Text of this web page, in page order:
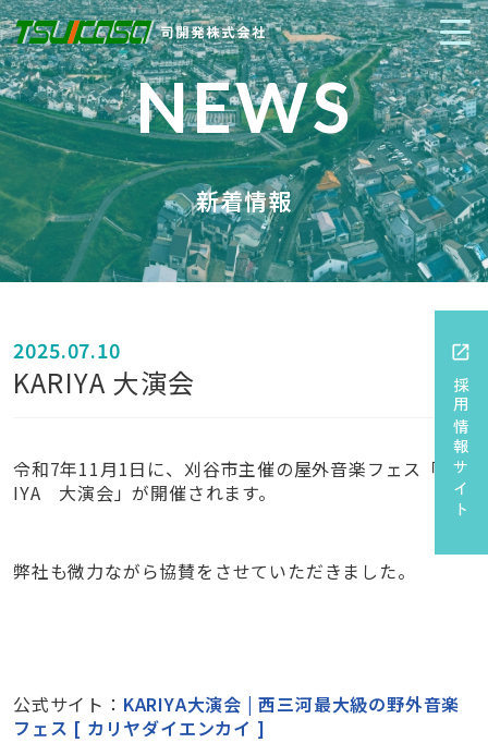
open_in_new
採用情報サイト
NEWS
新着情報
2025.07.10
KARIYA 大演会
令和7年11月1日に、刈谷市主催の屋外音楽フェス「KAR
IYA 大演会」が開催されます。
弊社も微力ながら協賛をさせていただきました。
公式サイト： KARIYA大演会 | 西三河最大級の野外音楽
フェス [ カリヤダイエンカイ ]